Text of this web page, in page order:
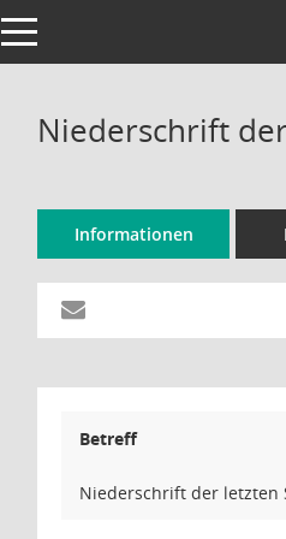
Toggle navigation
Niederschrift
Informationen
Betreff
Niederschrift der letzten